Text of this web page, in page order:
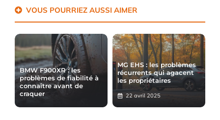
VOUS POURRIEZ AUSSI AIMER
BMW F900XR : les
problèmes de fiabilité à
connaître avant de
craquer
MG EHS : les problèmes
récurrents qui agacent
les propriétaires
22 avril 2025